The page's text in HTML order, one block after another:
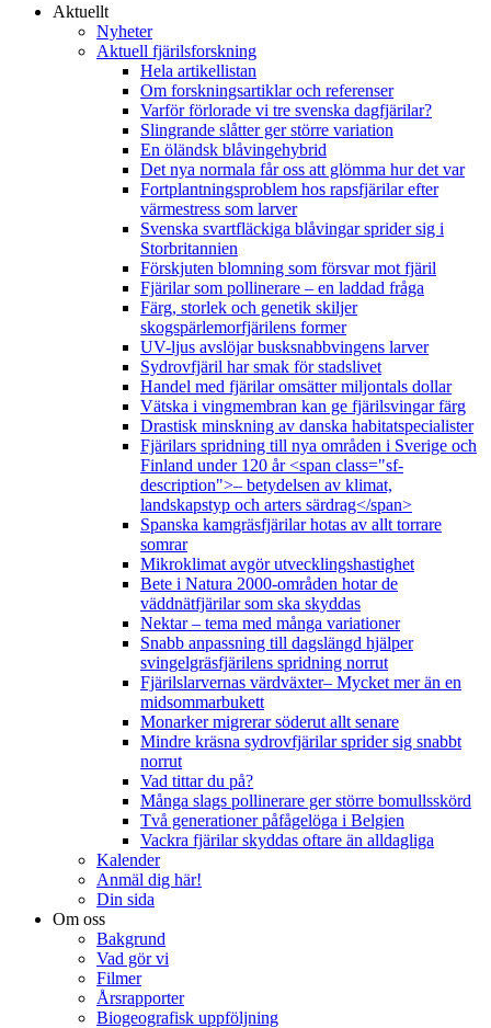
Aktuellt
Nyheter
Aktuell fjärilsforskning
Hela artikellistan
Om forskningsartiklar och referenser
Varför förlorade vi tre svenska dagfjärilar?
Slingrande slåtter ger större variation
En öländsk blåvingehybrid
Det nya normala får oss att glömma hur det var
Fortplantningsproblem hos rapsfjärilar efter
värmestress som larver
Svenska svartfläckiga blåvingar sprider sig i
Storbritannien
Förskjuten blomning som försvar mot fjäril
Fjärilar som pollinerare – en laddad fråga
Färg, storlek och genetik skiljer
skogspärlemorfjärilens former
UV-ljus avslöjar busksnabbvingens larver
Sydrovfjäril har smak för stadslivet
Handel med fjärilar omsätter miljontals dollar
Vätska i vingmembran kan ge fjärilsvingar färg
Drastisk minskning av danska habitatspecialister
Fjärilars spridning till nya områden i Sverige och
Finland under 120 år <span class="sf-
description">– betydelsen av klimat,
landskapstyp och arters särdrag</span>
Spanska kamgräsfjärilar hotas av allt torrare
somrar
Mikroklimat avgör utvecklingshastighet
Bete i Natura 2000-områden hotar de
väddnätfjärilar som ska skyddas
Nektar – tema med många variationer
Snabb anpassning till dagslängd hjälper
svingelgräsfjärilens spridning norrut
Fjärilslarvernas värdväxter– Mycket mer än en
midsommarbukett
Monarker migrerar söderut allt senare
Mindre kräsna sydrovfjärilar sprider sig snabbt
norrut
Vad tittar du på?
Många slags pollinerare ger större bomullsskörd
Två generationer påfågelöga i Belgien
Vackra fjärilar skyddas oftare än alldagliga
Kalender
Anmäl dig här!
Din sida
Om oss
Bakgrund
Vad gör vi
Filmer
Årsrapporter
Biogeografisk uppföljning